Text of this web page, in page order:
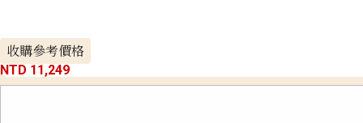
收購參考價格
NTD 11,249